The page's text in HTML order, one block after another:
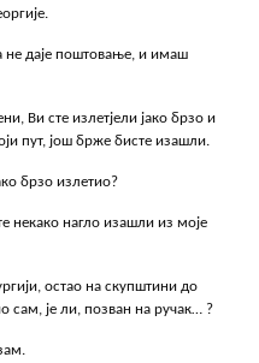
не даје поштовање, и имаш
Ви сте излетјели јако брзо и
пут, још брже бисте изашли.
брзо излетио?
некако нагло изашли из моје
остао на скупштини до
сам, је ли, позван на ручак… ?